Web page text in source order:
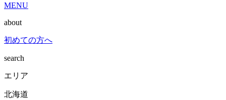
MENU
about
初めての方へ
search
エリア
北海道